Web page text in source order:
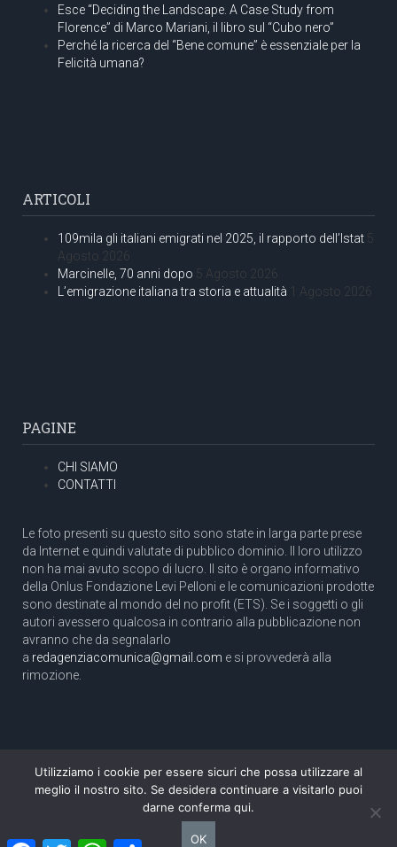
Esce “Deciding the Landscape. A Case Study from
Florence” di Marco Mariani, il libro sul “Cubo nero”
Perché la ricerca del “Bene comune” è essenziale per la
Felicità umana?
ARTICOLI
109mila gli italiani emigrati nel 2025, il rapporto dell’Istat 5
Agosto 2026
Marcinelle, 70 anni dopo 5 Agosto 2026
L’emigrazione italiana tra storia e attualità 1 Agosto 2026
PAGINE
CHI SIAMO
CONTATTI
Le foto presenti su questo sito sono state in larga parte prese
da Internet e quindi valutate di pubblico dominio. Il loro utilizzo
non ha mai avuto scopo di lucro. Il sito è organo informativo
della Onlus Fondazione Levi Pelloni e le comunicazioni prodotte
sono destinate al mondo del no profit (ETS). Se i soggetti o gli
autori avessero qualcosa in contrario alla pubblicazione non
avranno che da segnalarlo
a redagenziacomunica@gmail.com e si provvederà alla
rimozione.
Copyright 2003 com.unica - Tutti i diritti riservati
Aut. Tribunale di Roma N. 466/2003 dell'11/11/2003
Direttore responsabile: Pino Pelloni [direttore@agenziacomunica.net]
Utilizziamo i cookie per essere sicuri che possa utilizzare al
meglio il nostro sito. Se desidera continuare a visitarlo puoi
darne conferma qui.
OK